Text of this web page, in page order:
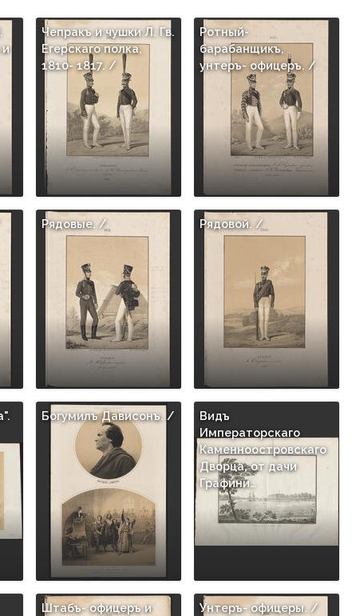
и
Чепракъ и чушки Л. Гв.
Егерскаго полка,
1810- 1817. /
Ротный-
барабанщикъ,
унтеръ- офицеръ. /
Рядовые. / Рядовой. /
Богумилъ Дависонъ. /
Видъ
Императорскаго
Каменноостровскаго
Дворца, от дачи
Графини…
Штабъ- офицеръ и
Унтеръ- офицеры. /